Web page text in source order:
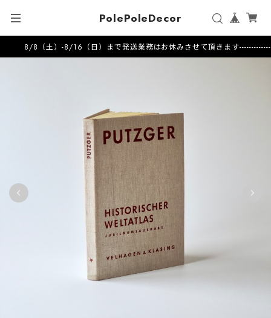
PolePoleDecor
8/8（土）-8/16（日）まで発送業務はお休みさせて頂きます